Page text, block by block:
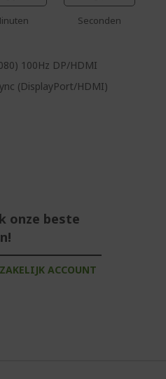
Seconden
100Hz DP/HDMI
(DisplayPort/HDMI)
onze beste
ACCOUNT